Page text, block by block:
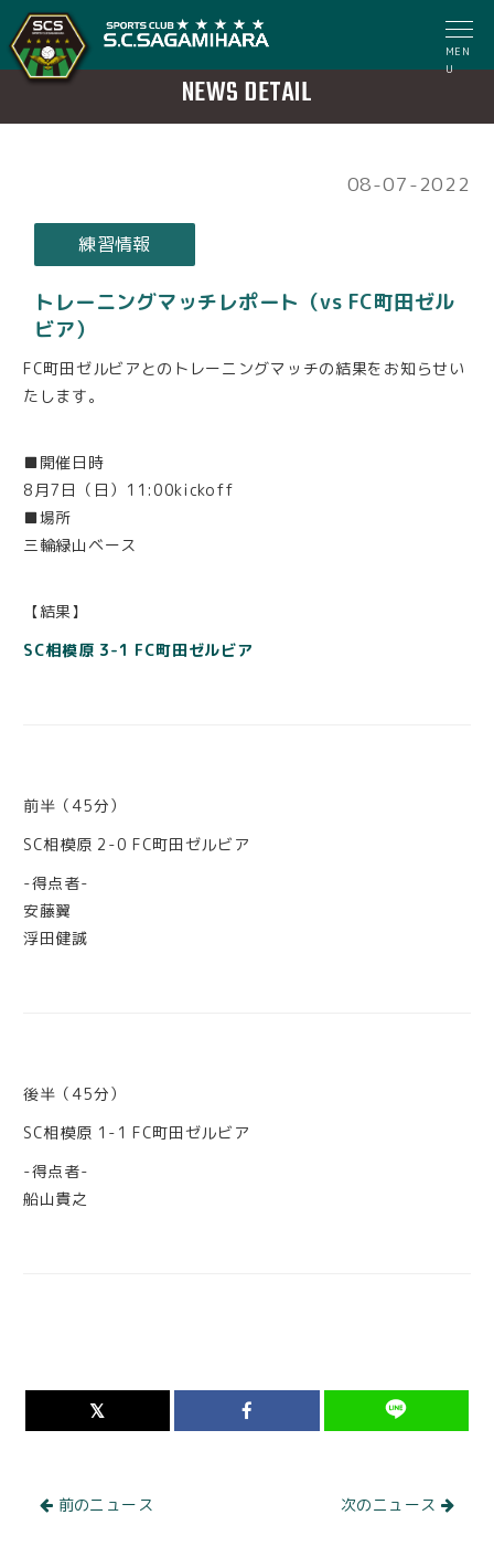
MEN
U
NEWS DETAIL
08-07-2022
練習情報
トレーニングマッチレポート（vs FC町田ゼル
ビア）
FC町田ゼルビアとのトレーニングマッチの結果をお知らせい
たします。
■開催日時
8月7日（日）11:00kickoff
■場所
三輪緑山ベース
【結果】
SC相模原 3-1 FC町田ゼルビア
前半（45分）
SC相模原 2-0 FC町田ゼルビア
-得点者-
安藤翼
浮田健誠
後半（45分）
SC相模原 1-1 FC町田ゼルビア
-得点者-
船山貴之
前のニュース 次のニュース